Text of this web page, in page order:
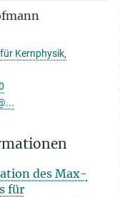
Kernphysik,
des Max-
für